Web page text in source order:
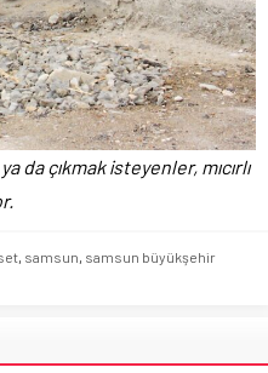
da çıkmak isteyenler, mıcırlı
samsun samsun büyükşehir